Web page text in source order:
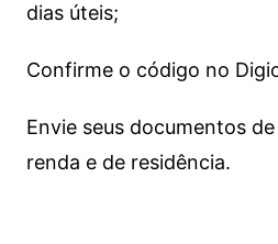
dias úteis;
Confirme o código no
Envie seus documentos
renda e de residência.